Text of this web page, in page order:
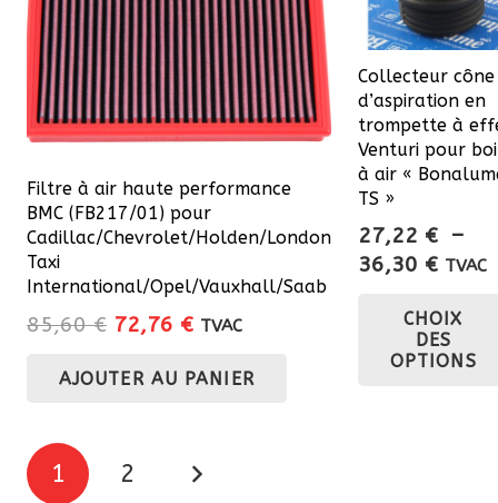
Filtre à air haute performance
BMC (FB217/01) pour
Cadillac/Chevrolet/Holden/London
Taxi
International/Opel/Vauxhall/Saab
85,60€ Le
initial
72,76 €Le
actuel
TVAC
AJOUTER AU PANIER
Collecteur cône
d’aspiration en
trompette à
Venturi pour
à air «
TS »
27,22 € –
36,30 €Plage
prix :
TVAC
CHOIX
DES
OPTIONS
Pagination
1 2